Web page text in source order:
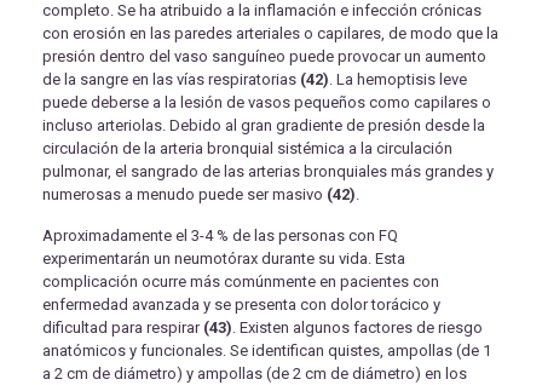
completo. Se ha atribuido a la inflamación e infección crónicas
con erosión en las paredes arteriales o capilares, de modo que la
presión dentro del vaso sanguíneo puede provocar un aumento
de la sangre en las vías respiratorias (42). La hemoptisis leve
puede deberse a la lesión de vasos pequeños como capilares o
incluso arteriolas. Debido al gran gradiente de presión desde la
circulación de la arteria bronquial sistémica a la circulación
pulmonar, el sangrado de las arterias bronquiales más grandes y
numerosas a menudo puede ser masivo (42).
Aproximadamente el 3-4 % de las personas con FQ
experimentarán un neumotórax durante su vida. Esta
complicación ocurre más comúnmente en pacientes con
enfermedad avanzada y se presenta con dolor torácico y
dificultad para respirar (43). Existen algunos factores de riesgo
anatómicos y funcionales. Se identifican quistes, ampollas (de 1
a 2 cm de diámetro) y ampollas (de 2 cm de diámetro) en los